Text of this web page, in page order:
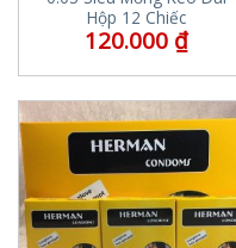
Hộp 12 Chiếc
120.000 ₫